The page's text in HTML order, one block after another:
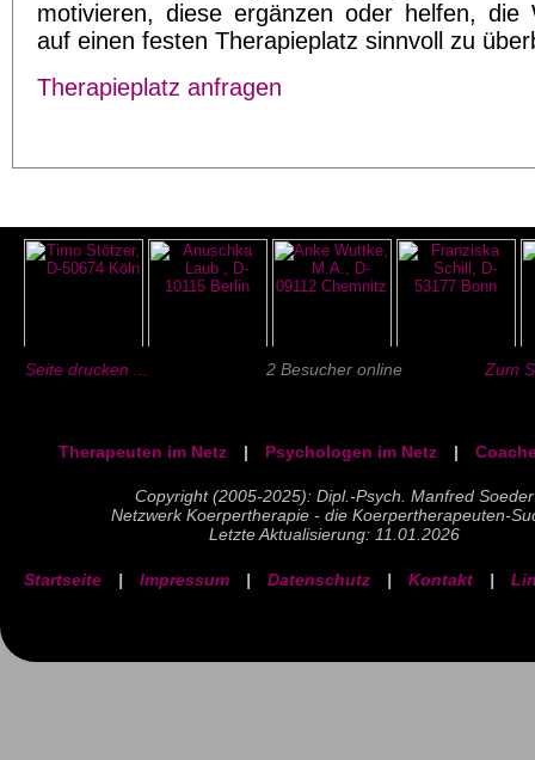
motivieren, diese ergänzen oder helfen, die
auf einen festen Therapieplatz sinnvoll zu
Therapieplatz anfragen
Seite drucken ... 2 Besucher online Zum
Therapeuten im Netz | Psychologen im Netz |
Copyright (2005-2025): Dipl.-Psych. Manfred Soeder
Netzwerk Koerpertherapie - die Koerpertherapeuten-
Letzte Aktualisierung: 11.01.2026
Startseite | Impressum | Datenschutz | Kontakt |